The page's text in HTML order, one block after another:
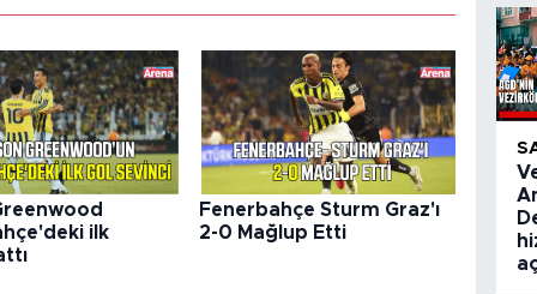
ilk
Fenerbahçe Sturm Graz'ı
2-0 Mağlup Etti